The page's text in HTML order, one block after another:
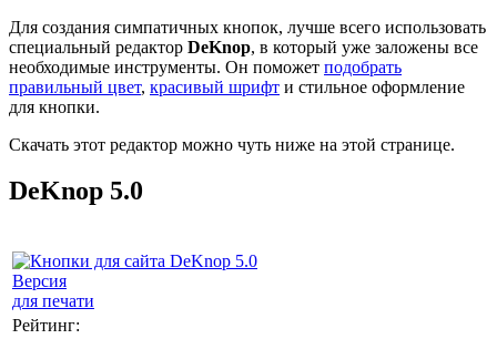
Для создания симпатичных кнопок, лучше всего использовать
специальный редактор DeKnop, в который уже заложены все
необходимые инструменты. Он поможет подобрать
правильный цвет, красивый шрифт и стильное оформление
для кнопки.
Скачать этот редактор можно чуть ниже на этой странице.
DeKnop 5.0
Версия
для печати
Рейтинг: